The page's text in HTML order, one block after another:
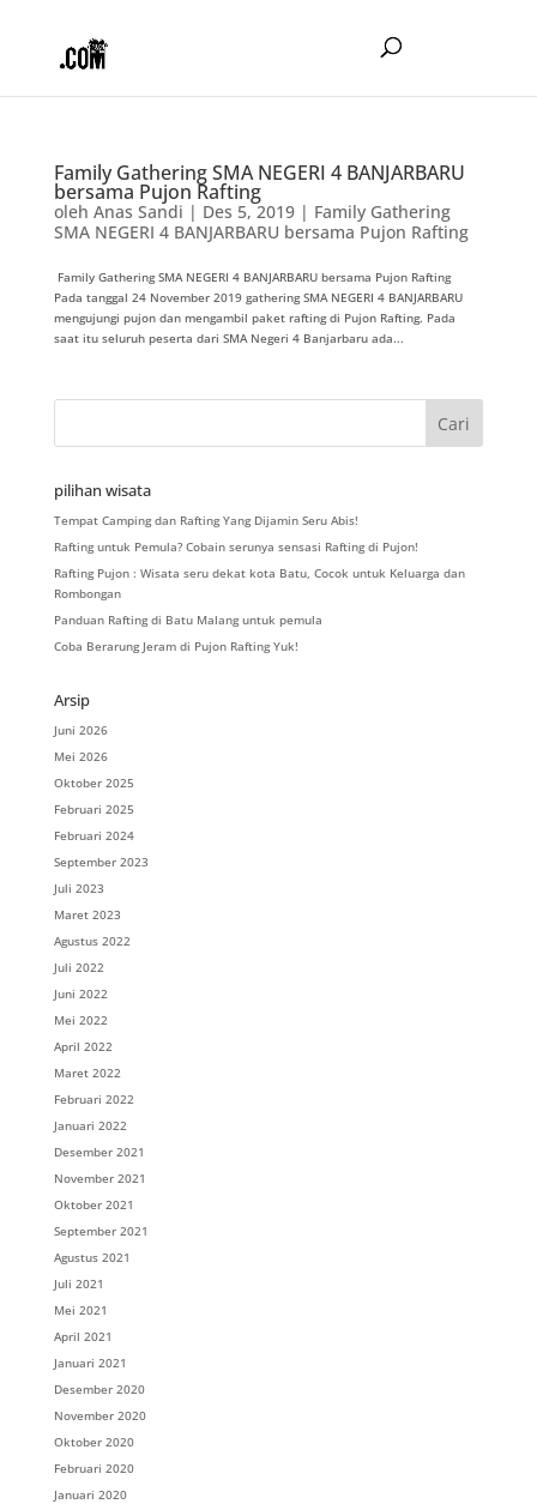
Family Gathering SMA NEGERI 4 BANJARBARU
bersama Pujon Rafting
oleh Anas Sandi | Des 5, 2019| Family Gathering
SMA NEGERI 4 BANJARBARU bersama Pujon Rafting
Family Gathering SMA NEGERI 4 BANJARBARU bersama Pujon Rafting
Pada tanggal 24 November 2019 gathering SMA NEGERI 4 BANJARBARU
mengujungi pujon dan mengambil paket rafting di Pujon Rafting. Pada
saat itu seluruh peserta dari SMA Negeri 4 Banjarbaru ada...
pilihan wisata
Tempat Camping dan Rafting Yang Dijamin Seru Abis!
Rafting untuk Pemula? Cobain serunya sensasi Rafting di Pujon!
Rafting Pujon : Wisata seru dekat kota Batu, Cocok untuk Keluarga dan
Rombongan
Panduan Rafting di Batu Malang untuk pemula
Coba Berarung Jeram di Pujon Rafting Yuk!
Arsip
Juni 2026
Mei 2026
Oktober 2025
Februari 2025
Februari 2024
September 2023
Juli 2023
Maret 2023
Agustus 2022
Juli 2022
Juni 2022
Mei 2022
April 2022
Maret 2022
Februari 2022
Januari 2022
Desember 2021
November 2021
Oktober 2021
September 2021
Agustus 2021
Juli 2021
Mei 2021
April 2021
Januari 2021
Desember 2020
November 2020
Oktober 2020
Februari 2020
Januari 2020